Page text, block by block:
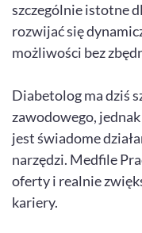
szczególnie istotne
rozwijać się
możliwości bez
Diabetolog ma dziś
zawodowego,
jest świadome
narzędzi. Medfile
oferty i realnie
kariery.